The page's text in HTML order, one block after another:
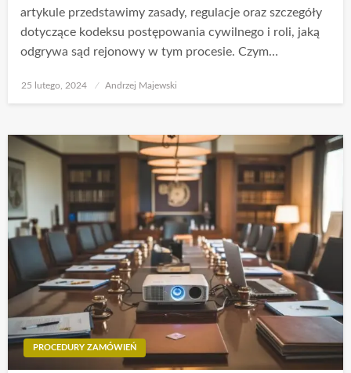
artykule przedstawimy zasady, regulacje oraz szczegóły
dotyczące kodeksu postępowania cywilnego i roli, jaką
odgrywa sąd rejonowy w tym procesie. Czym…
Opublikowane
25 lutego, 2024 Andrzej Majewski
PROCEDURY ZAMÓWIEŃ